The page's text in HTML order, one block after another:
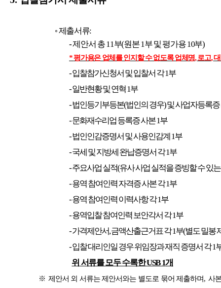
◦제출서류:
-제안서 총11부(원본1부 및 평가용10부)
*평가용은 업체를 인지할 수 없도록 업체명, 로고,
-입찰참가신청서 및 입찰서 각1부
- 일반현황 및 연혁1부
-법인등기부등본(법인의 경우)및 사업자등록
- 문화재수리업 등록증 사본1부
- 법인인감증명서 및 사용인감계 1부
- 국세 및 지방세 완납증명서 각1부
- 주요사업 실적(유사 사업 실적을 증빙할 수 있
- 용역 참여인력 자격증 사본 각1부
- 용역 참여인력 이력사항 각1부
- 용역입찰 참여인력 보안각서 각1부
-가격제안서,금액산출근거표 각1부(별도 밀봉
-입찰 대리인일 경우 위임장과 재직 증명서 각1
위 서류를 모두 수록한USB 1개
※ 제안서 외 서류는 제안서와는 별도로 묶어 제출하며, 사